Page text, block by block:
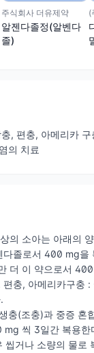
주식회사 더유제약
알젠다졸정(알벤다
졸)
(
, 편충, 아메리카 구
의 치료
의 소아는 아래의
다졸로서 400 mg을
더 이 약으로서
편충, 아메리카구충
충(조충)과 중증 혼
mg 씩 3일간 복용한
씹거나 소량의 물로